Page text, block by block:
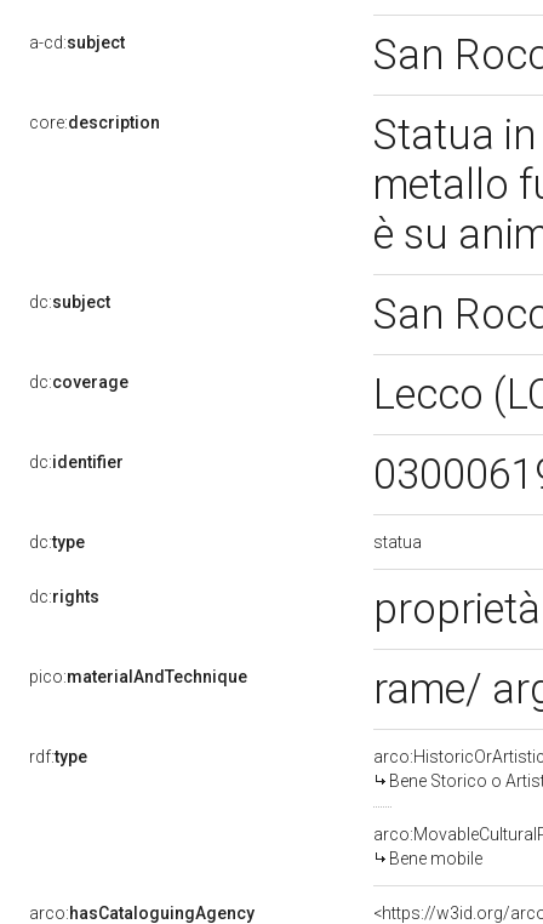
a-cd:subject San
core:description
Statua
metallo
è su
dc:subject San
dc:coverage Lecco
dc:identifier
dc:type statua
dc:rights
pico:materialAndTechnique rame/
rdf:type
Bene Storico o
Bene mobile
arco:hasCataloguingAgency
<https://w3id.org/